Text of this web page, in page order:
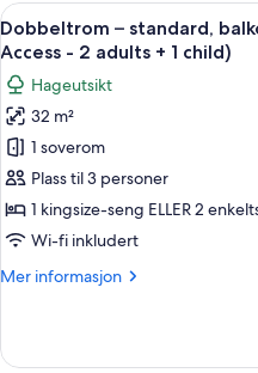
person,
balkong
Access)
Åpne
alle
bildene
av
Dobbeltrom
–
standard,
balkong,
hageutsikt
Access
5
Dobbeltrom – standard,
Access - 2 adults + 1 child)
Hageutsikt
32 m²
1 soverom
Plass til 3 personer
1 kingsize-seng ELLER 2
Wi-fi inkludert
Mer informasjon
Mer
–